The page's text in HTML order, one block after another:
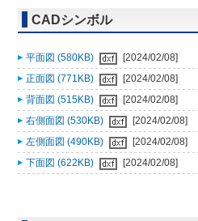
CADシンボル
平面図 (580KB)
[2024/02/08]
正面図 (771KB)
[2024/02/08]
背面図 (515KB)
[2024/02/08]
右側面図 (530KB)
[2024/02/08]
左側面図 (490KB)
[2024/02/08]
下面図 (622KB)
[2024/02/08]